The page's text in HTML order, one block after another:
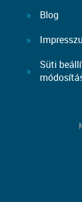
Blog
Süti